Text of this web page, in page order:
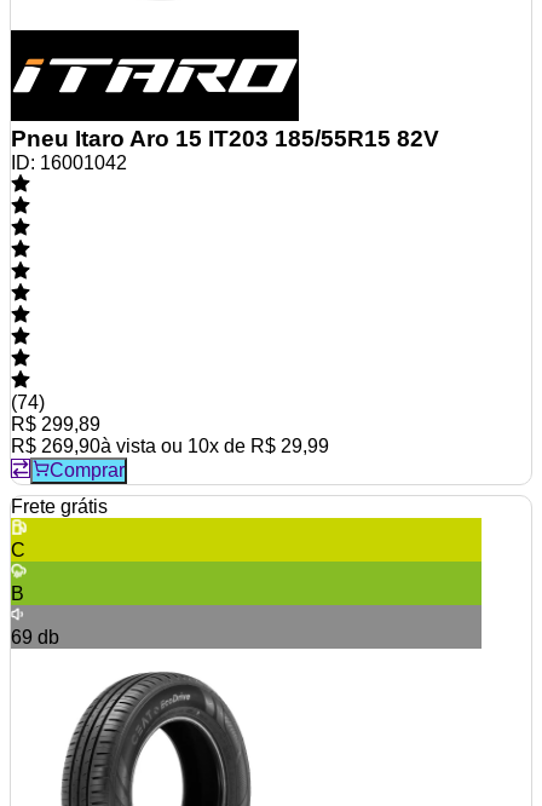
Pneu Itaro Aro 15 IT203 185/55R15 82V
ID: 16001042
(74)
R$ 299,89
R$ 269,90à vista ou 10x de R$ 29,99
Comprar
Frete grátis
C
B
69 db